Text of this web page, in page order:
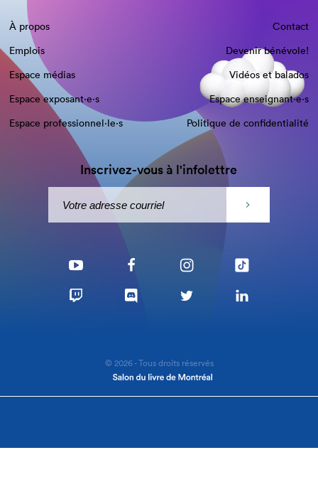
À propos
Contact
Emplois
Devenir bénévole!
Espace médias
Vidéos et balados
Espace exposant·e⋅s
Espace enseignant·e⋅s
Espace professionnel·le⋅s
Politique de confidentialité
Inscrivez-vous à l'infolettre
© 2026 - Tous droits réservés